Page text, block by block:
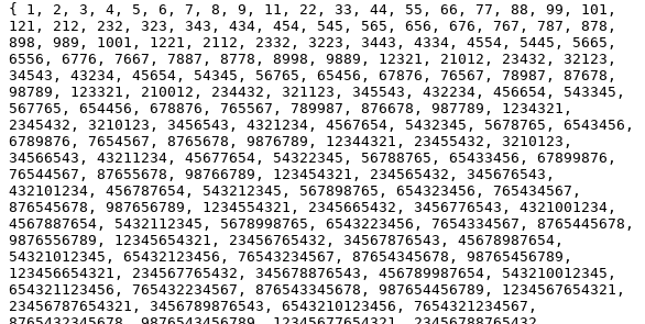
{ 1, 2, 3, 4, 5, 6, 7, 8, 9, 11, 22, 33, 44, 55, 66, 77, 88, 99, 101,
121, 212, 232, 323, 343, 434, 454, 545, 565, 656, 676, 767, 787, 878,
898, 989, 1001, 1221, 2112, 2332, 3223, 3443, 4334, 4554, 5445, 5665,
6556, 6776, 7667, 7887, 8778, 8998, 9889, 12321, 21012, 23432, 32123,
34543, 43234, 45654, 54345, 56765, 65456, 67876, 76567, 78987, 87678,
98789, 123321, 210012, 234432, 321123, 345543, 432234, 456654, 543345,
567765, 654456, 678876, 765567, 789987, 876678, 987789, 1234321,
2345432, 3210123, 3456543, 4321234, 4567654, 5432345, 5678765, 6543456,
6789876, 7654567, 8765678, 9876789, 12344321, 23455432, 3210123,
34566543, 43211234, 45677654, 54322345, 56788765, 65433456, 67899876,
76544567, 87655678, 98766789, 123454321, 234565432, 345676543,
432101234, 456787654, 543212345, 567898765, 654323456, 765434567,
876545678, 987656789, 1234554321, 2345665432, 3456776543, 4321001234,
4567887654, 5432112345, 5678998765, 6543223456, 7654334567, 8765445678,
9876556789, 12345654321, 23456765432, 34567876543, 45678987654,
54321012345, 65432123456, 76543234567, 87654345678, 98765456789,
123456654321, 234567765432, 345678876543, 456789987654, 543210012345,
654321123456, 765432234567, 876543345678, 987654456789, 1234567654321,
23456787654321, 3456789876543, 6543210123456, 7654321234567,